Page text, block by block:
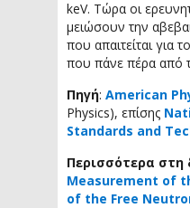
keV. Τώρα οι
μειώσουν την
που απαιτείται για
που πάνε πέρα από
Πηγή: American
Physics), επίσης
Standards and
Περισσότερα στη
Measurement of
of the Free